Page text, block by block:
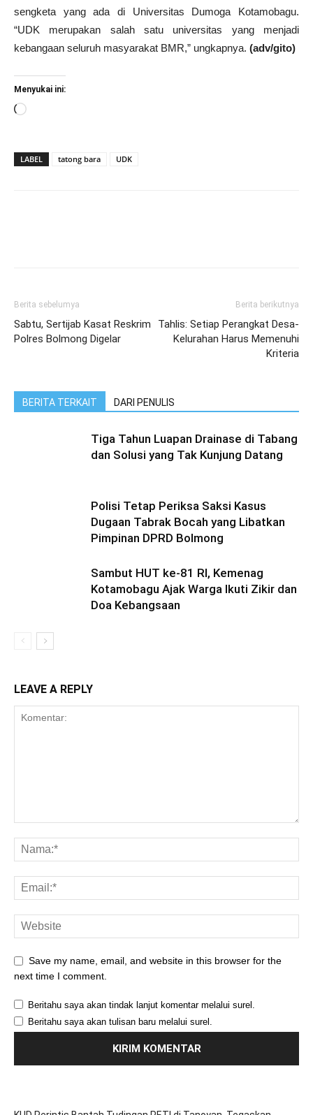
sengketa yang ada di Universitas Dumoga Kotamobagu.
“UDK merupakan salah satu universitas yang menjadi
kebangaan seluruh masyarakat BMR,” ungkapnya. (adv/gito)
Menyukai ini:
Memuat...
LABEL tatong bara UDK
Berita sebelumya
Sabtu, Sertijab Kasat Reskrim
Polres Bolmong Digelar
Berita berikutnya
Tahlis: Setiap Perangkat Desa-
Kelurahan Harus Memenuhi
Kriteria
BERITA TERKAIT DARI PENULIS
Tiga Tahun Luapan Drainase di Tabang
dan Solusi yang Tak Kunjung Datang
Polisi Tetap Periksa Saksi Kasus
Dugaan Tabrak Bocah yang Libatkan
Pimpinan DPRD Bolmong
Sambut HUT ke-81 RI, Kemenag
Kotamobagu Ajak Warga Ikuti Zikir dan
Doa Kebangsaan
LEAVE A REPLY
Save my name, email, and website in this browser for the
next time I comment.
Beritahu saya akan tindak lanjut komentar melalui surel.
Beritahu saya akan tulisan baru melalui surel.